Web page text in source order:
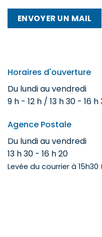
ENVOYER UN MAIL
Horaires d'ouverture
Du lundi au vendredi
9 h - 12 h / 13 h 30 - 16 h
Agence Postale
Du lundi au vendredi
13 h 30 - 16 h 20
Levée du courrier à 15h30